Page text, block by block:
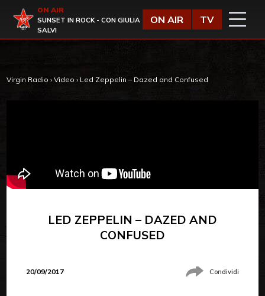
Virgin Radio
ON AIR
SUNSET IN ROCK - CON GIULIA
SALVI
ON AIR TV
Virgin Radio › Video › Led Zeppelin – Dazed and Confused
LED ZEPPELIN – DAZED AND
CONFUSED
20/09/2017 Condividi